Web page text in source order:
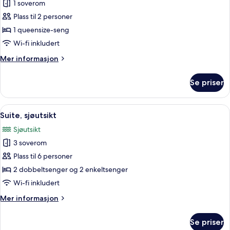
av
Village
Cabin
Suite
1 soverom
Plass til 2 personer
1 queensize-seng
Wi-fi inkludert
Mer informasjon
Mer
Cabin
Suite
Se priser
Åpne
alle
bildene
av
Suite,
sjøutsikt
Suite, sjøutsikt | Sengetøy av topp
10
Suite, sjøutsikt
Sjøutsikt
3 soverom
Plass til 6 personer
2 dobbeltsenger og 2 enkeltsenger
Wi-fi inkludert
Mer informasjon
Mer
Se priser